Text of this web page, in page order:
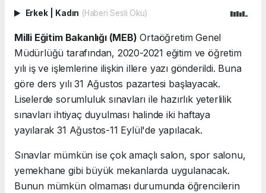
Erkek Kadın (Haberi Sesli Oku)
Milli Eğitim Bakanlığı (MEB) Ortaöğretim Genel
Müdürlüğü tarafından, 2020-2021 eğitim ve öğretim
yılı iş ve işlemlerine ilişkin illere yazı gönderildi. Buna
göre ders yılı 31 Ağustos pazartesi başlayacak.
Liselerde sorumluluk sınavları ile hazırlık yeterlilik
sınavları ihtiyaç duyulması halinde iki haftaya
yayılarak 31 Ağustos-11 Eylül'de yapılacak.
Sınavlar mümkün ise çok amaçlı salon, spor salonu,
yemekhane gibi büyük mekanlarda uygulanacak.
Bunun mümkün olmaması durumunda öğrencilerin